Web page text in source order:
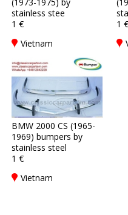
stainless stee
1 €
Vietnam
1 €
BMW 2000 CS (1965-
1969) bumpers by
stainless steel
1 €
Vietnam